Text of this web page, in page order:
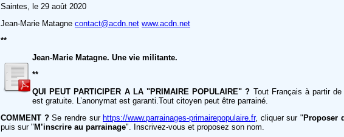
Saintes, le 29 août 2020
Jean-Marie Matagne contact@acdn.net www.acdn.net
**
Jean-Marie Matagne. Une vie militante.
**
QUI PEUT PARTICIPER A LA "PRIMAIRE POPULAIRE" ? Tout Français à partir de
est gratuite. L’anonymat est garanti.Tout citoyen peut être parrainé.
COMMENT ?Se rendre sur https://www.parrainages-primairepopulaire.fr, cliquer sur " Proposer
puis sur " M’inscrire au parrainage". Inscrivez-vous et proposez son nom.